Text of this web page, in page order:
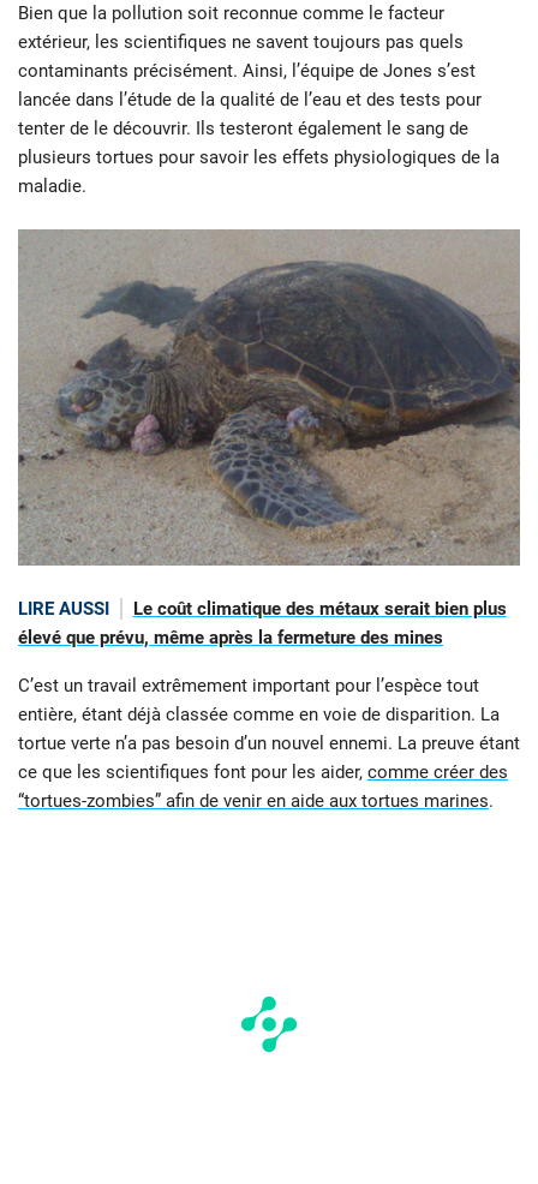
Bien que la pollution soit reconnue comme le facteur
extérieur, les scientifiques ne savent toujours pas quels
contaminants précisément. Ainsi, l’équipe de Jones s’est
lancée dans l’étude de la qualité de l’eau et des tests pour
tenter de le découvrir. Ils testeront également le sang de
plusieurs tortues pour savoir les effets physiologiques de la
maladie.
LIRE AUSSI
Le coût climatique des métaux serait bien plus
élevé que prévu, même après la fermeture des mines
C’est un travail extrêmement important pour l’espèce tout
entière, étant déjà classée comme en voie de disparition. La
tortue verte n’a pas besoin d’un nouvel ennemi. La preuve étant
ce que les scientifiques font pour les aider, comme créer des
“tortues-zombies” afin de venir en aide aux tortues marines.